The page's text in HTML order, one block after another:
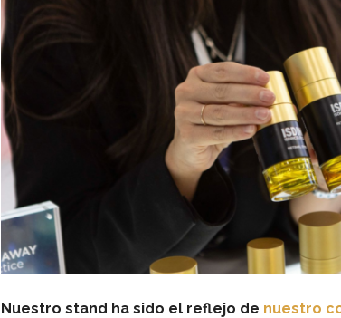
Nuestro stand ha sido el reflejo de nuestro